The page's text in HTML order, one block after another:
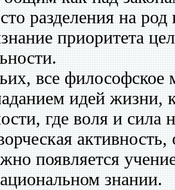
разделения на
приоритета
все философское
идей жизни,
где воля и
появляется
знании.